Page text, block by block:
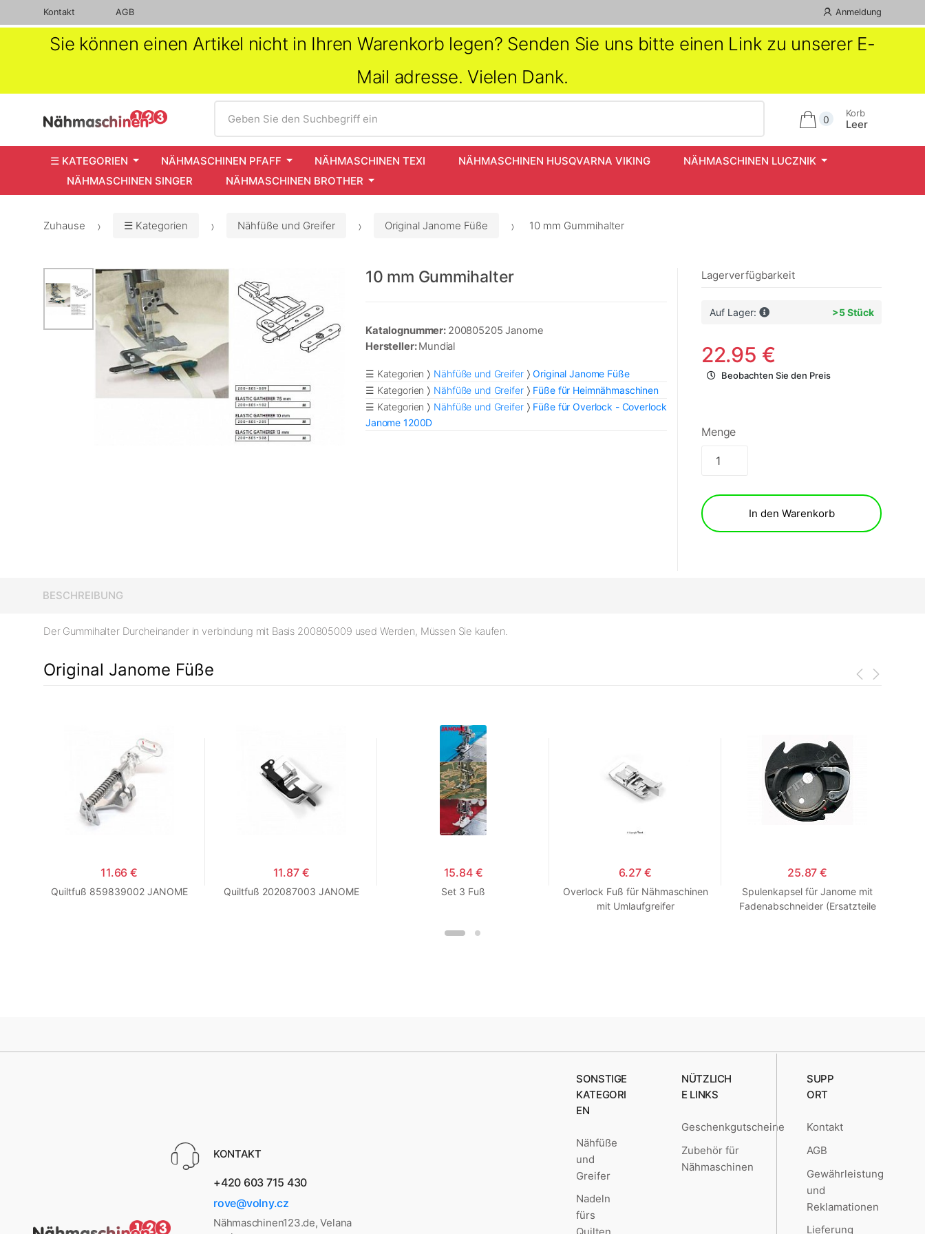
Kontakt AGB Anmeldung
Sie können einen Artikel nicht in Ihren Warenkorb legen? Senden Sie uns bitte einen Link zu unserer E-
Mail adresse. Vielen Dank.
Geben Sie den Suchbegriff ein
0
Korb
Leer
☰ KATEGORIEN NÄHMASCHINEN PFAFF NÄHMASCHINEN TEXI NÄHMASCHINEN HUSQVARNA VIKING
NÄHMASCHINEN LUCZNIK
NÄHMASCHINEN SINGER
NÄHMASCHINEN BROTHER
Zuhause ☰ Kategorien Nähfüße und Greifer Original Janome Füße 10 mm Gummihalter
10 mm Gummihalter
Katalognummer: 200805205 Janome
Hersteller:Mundial
☰ Kategorien Nähfüße und Greifer
Original Janome Füße
☰ Kategorien
Nähfüße und Greifer
Füße für Heimnähmaschinen
☰ Kategorien
Nähfüße und Greifer
Füße für Overlock - Coverlock
Janome 1200D
Lagerverfügbarkeit
Auf Lager: >5 Stück
22.95 €
Beobachten Sie den Preis
Menge
In den Warenkorb
BESCHREIBUNG
Der Gummihalter Durcheinander in verbindung mit Basis 200805009 used Werden, Müssen Sie kaufen.
Original Janome Füße
11.66 €
Quiltfuß 859839002 JANOME
11.87 €
Quiltfuß 202087003 JANOME
15.84 €
Set 3 Fuß
6.27 €
Overlock Fuß für Nähmaschinen
mit Umlaufgreifer
25.87 €
Spulenkapsel für Janome mit
Fadenabschneider (Ersatzteile
KONTAKT
+420 603 715 430
rove@volny.cz
Nähmaschinen123.de, Velana
SONSTIGE
KATEGORI
EN
Nähfüße
und
Greifer
Nadeln
fürs
NÜTZLICH
E LINKS
Geschenkgutscheine
Zubehör für
Nähmaschinen
SUPP
ORT
Kontakt
AGB
Gewährleistung
und
Reklamationen
Lieferung